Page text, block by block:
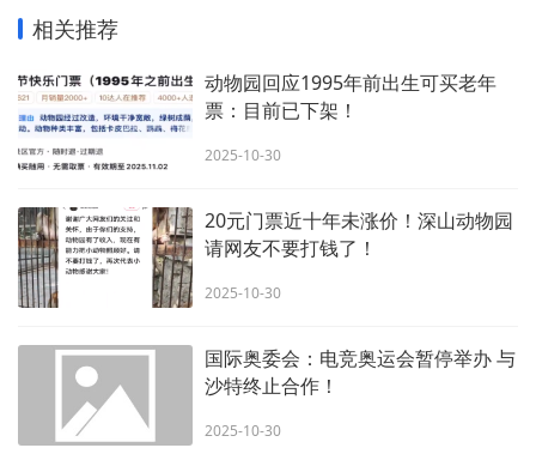
相关推荐
动物园回应1995年前出生可买老年
票：目前已下架！
2025-10-30
20元门票近十年未涨价！深山动物园
请网友不要打钱了！
2025-10-30
国际奥委会：电竞奥运会暂停举办 与
沙特终止合作！
2025-10-30